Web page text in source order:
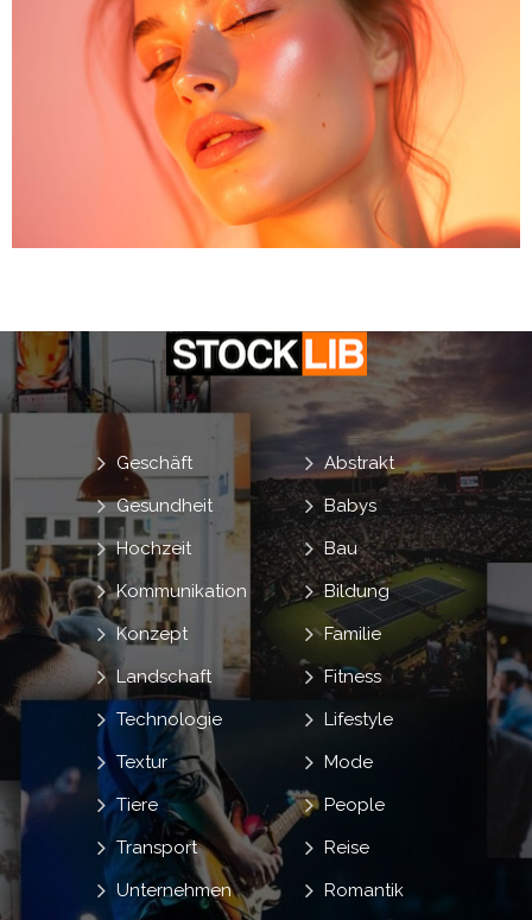
Abstrakt
Babys
Bau
Bildung
Familie
Fitness
Geschäft
Gesundheit
Hochzeit
Kommunikation
Konzept
Landschaft
Lifestyle
Mode
People
Reise
Romantik
Technologie
Textur
Tiere
Transport
Unternehmen